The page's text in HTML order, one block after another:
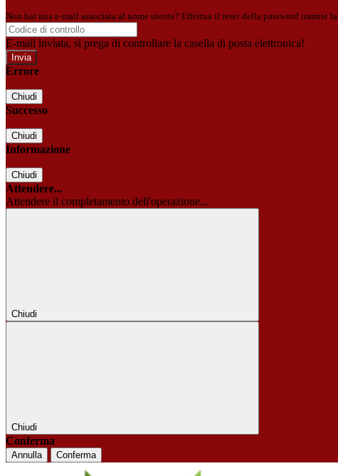
Non hai una e-mail associata al nome utente? Effettua il reset della password tramite la
E-mail inviata, si prega di controllare la casella di posta elettronica!
Errore
Chiudi
Successo
Chiudi
Informazione
Chiudi
Attendere...
Attendere il completamento dell'operazione...
Chiudi
Chiudi
Conferma
Annulla Conferma